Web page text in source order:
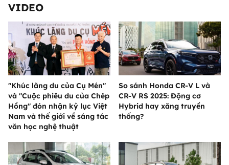
VIDEO
"Khúc lãng du của Cụ Mén"
và "Cuộc phiêu du của Chép
Hồng" đón nhận kỷ lục Việt
Nam và thế giới về sáng tác
văn học nghệ thuật
So sánh Honda CR-V L và
CR-V RS 2025: Động cơ
Hybrid hay xăng truyền
thống?